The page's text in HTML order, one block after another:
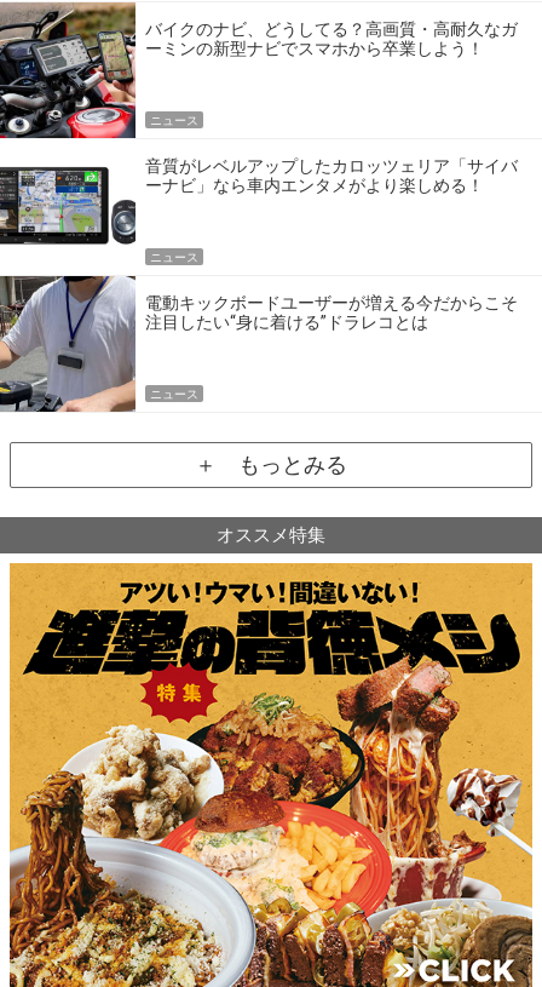
バイクのナビ、どうしてる？高画質・高耐久なガ
ーミンの新型ナビでスマホから卒業しよう！
ニュース
音質がレベルアップしたカロッツェリア「サイバ
ーナビ」なら車内エンタメがより楽しめる！
ニュース
電動キックボードユーザーが増える今だからこそ
注目したい“身に着ける”ドラレコとは
ニュース
＋ もっとみる
オススメ特集